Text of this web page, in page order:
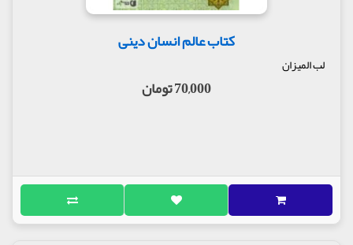
کتاب عالم انسان دینی
لب المیزان
70,000 تومان